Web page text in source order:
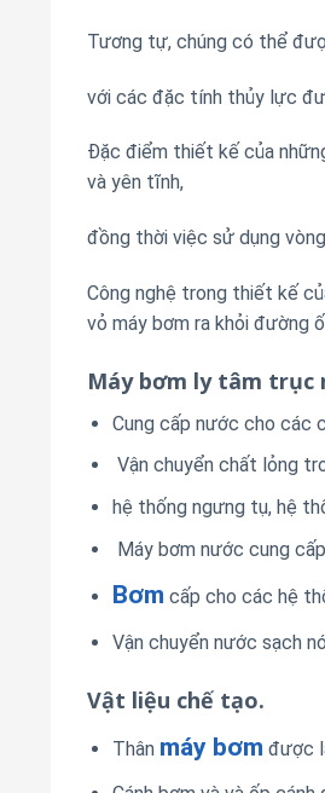
Tương tự, chúng có thể
với các đặc tính thủy lực
Đặc điểm thiết kế của
và yên tĩnh,
đồng thời việc sử dụng
Công nghệ trong thiết kế
vỏ máy bơm ra khỏi đường
Máy bơm ly tâm trục
Cung cấp nước cho các
Vận chuyển chất lỏng
hệ thống ngưng tụ, hệ
Máy bơm nước cung
Bơm cấp cho các hệ
Vận chuyển nước sạch
Vật liệu chế tạo.
Thân máy bơm được